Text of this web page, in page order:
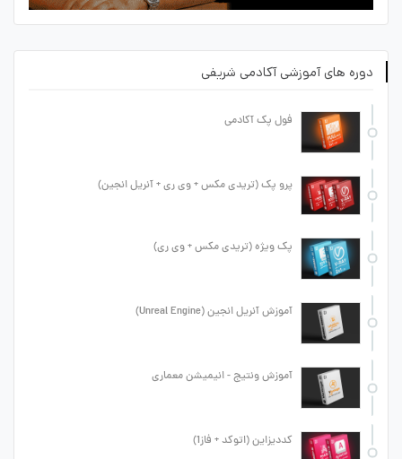
دوره های آموزشی آکادمی شریفی
فول پک آکادمی
پرو پک (تریدی مکس + وی ری + آنریل انجین)
پک ویژه (تریدی مکس + وی ری)
آموزش آنریل انجین (Unreal Engine)
آموزش ونتیج - انیمیشن معماری
کددیزاین (اتوکد + فاز1)